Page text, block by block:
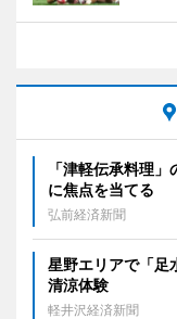
「津軽伝承料理
に焦点を当てる
弘前経済新聞
星野エリアで「
清涼体験
軽井沢経済新聞